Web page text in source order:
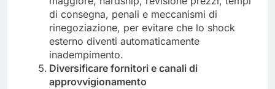
di consegna, penali e meccanismi di
rinegoziazione, per evitare che lo shock
esterno diventi automaticamente
inadempimento.
Diversificare fornitori e canali di
approvvigionamento